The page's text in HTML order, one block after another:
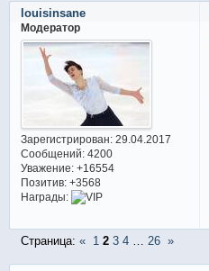
louisinsane
Модератор
Зарегистрирован: 29.04.2017
Сообщений:4200
Уважение: +16554
Позитив: +3568
Награды:
Страница: « 1 2 3 4 26 »